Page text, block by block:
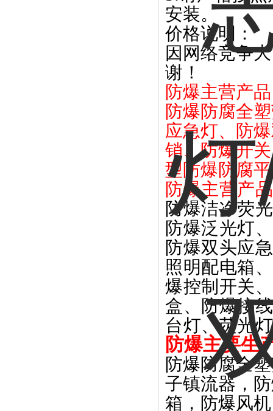
安装。
价格说明：
因网络竞争
谢！
防爆主营产
防爆防腐全
应急灯、防
销、防爆开
型防爆防腐
防爆主营产
防爆洁净荧
防爆泛光灯
防爆双头应
照明配电箱
爆控制开关
盒、防爆接
台灯、荧光
防爆主要生
防爆防腐全
子镇流器，
箱，防爆风